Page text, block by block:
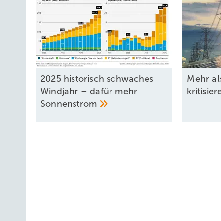
Stromverbrauch für das Belichten, Beheizen und
Stromverbrauch für das Kühlen der frischen Kräuter
der Nacht.
Herrmann Kräuter suchte nach einer ganz­heitlichen
Aufgrund des hohen Verbrauches rund um die Uhr,
einer Leistung von 416 kW und zusätzlich einen
die Anlage über ein Energiemanagementsystem von
2025 historisch schwaches
Windjahr – dafür mehr
Sonnenstrom
Mehr